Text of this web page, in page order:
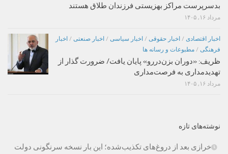
بدسرپرست مراکز بهزیستی فرزندان طلاق هستند
مرداد ۱۶, ۱۴۰۵
اخبار اقتصادی / اخبار حقوقی / اخبار سیاسی / اخبار صنعتی / اخبار
فرهنگی / مطبوعات و رسانه ها
ظریف: «دوران بزن‌دررو» پایان یافت/ ضرورت گذار از
تهدیدمداری به فرصت‌مداری
مرداد ۱۶, ۱۴۰۵
نوشته‌های تازه
خرازی بعد از دروغ‌های تکذیب‌شده؛ این بار نسخه سرنگونی دولت